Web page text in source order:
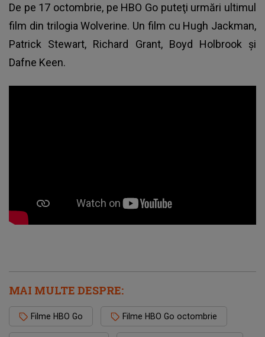
De pe 17 octombrie, pe HBO Go puteţi urmări ultimul
film din trilogia Wolverine. Un film cu Hugh Jackman,
Patrick Stewart, Richard Grant, Boyd Holbrook şi
Dafne Keen.
MAI MULTE DESPRE:
Filme HBO Go Filme HBO Go octombrie